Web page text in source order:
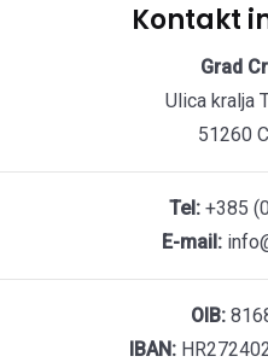
Kontakt
Grad
Ulica kralja
51260
Tel:+385
E-mail:
OIB:
IBAN: